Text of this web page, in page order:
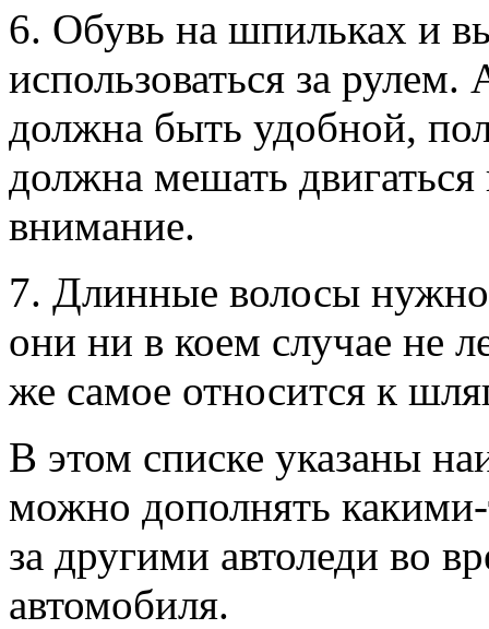
6. Обувь на шпильках и
использоваться за
должна быть удобной,
должна мешать
внимание.
7. Длинные волосы нужно
они ни в коем случае не
же самое относится к
В этом списке указаны
можно дополнять
за другими автоледи во
автомобиля.